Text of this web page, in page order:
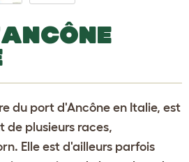
du port d'Ancône en Italie, est
de plusieurs races,
Elle est d'ailleurs parfois